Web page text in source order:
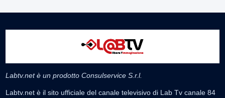
Labtv.net è un prodotto Consulservice S.r.l.
Labtv.net è il sito ufficiale del canale televisivo di Lab Tv canale 84